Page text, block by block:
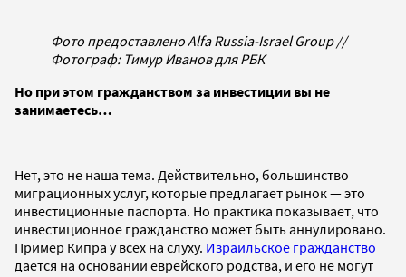
Фото предоставлено Alfa Russia-Israel Group //
Фотограф: Тимур Иванов для РБК
Но при этом гражданством за инвестиции вы не
занимаетесь…
Нет, это не наша тема. Действительно, большинство
миграционных услуг, которые предлагает рынок — это
инвестиционные паспорта. Но практика показывает, что
инвестиционное гражданство может быть аннулировано.
Пример Кипра у всех на слуху. Израильское гражданство
дается на основании еврейского родства, и его не могут